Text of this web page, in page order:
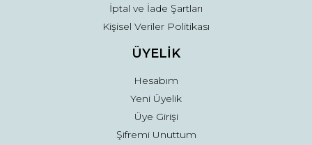
İptal ve İade Şartları
Kişisel Veriler Politikası
ÜYELİK
Hesabım
Yeni Üyelik
Üye Girişi
Şifremi Unuttum